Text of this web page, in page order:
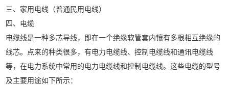
三、家用电线（普通民用电线）
四、电缆
电缆线是一种多芯导线，即在一个绝缘软管套内镶有多根相互绝缘的
线芯。点来的种类很多，有电力电缆线、控制电缆线和通讯电缆线
等，在电力系统中常用的电力电缆线和控制电缆线。这些电缆的型号
及主要用途如下所示：